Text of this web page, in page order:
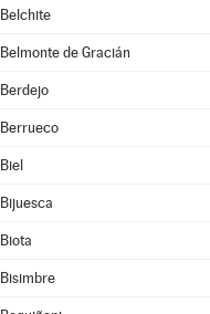
Belchite
Belmonte de Gracián
Berdejo
Berrueco
Biel
Bijuesca
Biota
Bisimbre